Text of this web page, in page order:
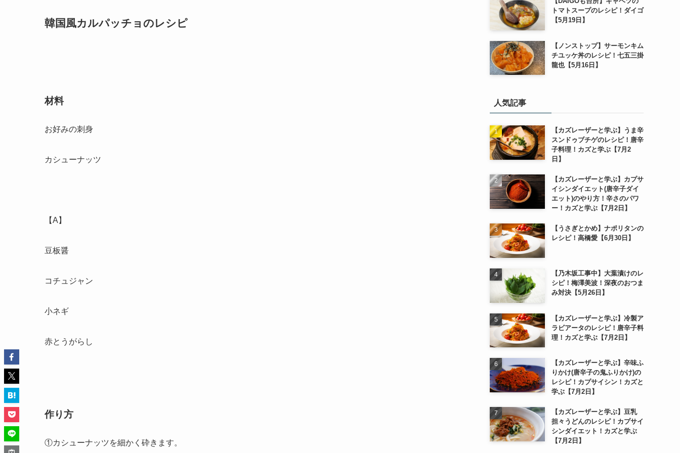
韓国風カルパッチョのレシピ
材料
お好みの刺身
カシューナッツ
【A】
豆板醤
コチュジャン
小ネギ
赤とうがらし
作り方
①カシューナッツを細かく砕きます。
トマトスープのレシピ！ダイゴ
【5月19日】
【ノンストップ】サーモンキム
チユッケ丼のレシピ！七五三掛
龍也【5月16日】
人気記事
【カズレーザーと学ぶ】うま辛
スンドゥブチゲのレシピ！唐辛
子料理！カズと学ぶ【7月2
日】
【カズレーザーと学ぶ】カプサ
イシンダイエット(唐辛子ダイ
エット)のやり方！辛さのパワ
ー！カズと学ぶ【7月2日】
【うさぎとかめ】ナポリタンの
レシピ！高橋愛【6月30日】
【乃木坂工事中】大葉漬けのレ
シピ！梅澤美波！深夜のおつま
み対決【5月26日】
【カズレーザーと学ぶ】冷製ア
ラビアータのレシピ！唐辛子料
理！カズと学ぶ【7月2日】
【カズレーザーと学ぶ】辛味ふ
りかけ(唐辛子の鬼ふりかけ)の
レシピ！カプサイシン！カズと
学ぶ【7月2日】
【カズレーザーと学ぶ】豆乳
担々うどんのレシピ！カプサイ
シンダイエット！カズと学ぶ
【7月2日】